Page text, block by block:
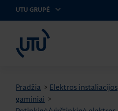
UTU GRUPĖ
UTU Lithuania
Pradžia > Elektros instaliacijos
gaminiai >